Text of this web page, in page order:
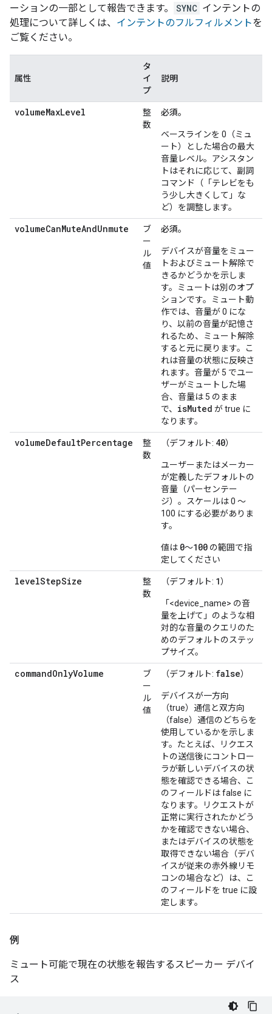
ーションの一部として報告できます。
SYNC インテントの
処理について詳しくは、 インテントのフルフィルメントを
ご覧ください。
属性
タ
イ
プ
説明
volumeMaxLevel
整
数
必須。
ベースラインを 0（ミュ
ート）とした場合の最大
音量レベル。アシスタン
トはそれに応じて、副詞
コマンド（「テレビをも
う少し大きくして」な
ど）を調整します。
volumeCanMuteAndUnmute
ブ
ー
ル
値
必須。
デバイスが音量をミュー
トおよびミュート解除で
きるかどうかを示しま
す。ミュートは別のオプ
ションです。ミュート動
作では、音量が 0 にな
り、以前の音量が記憶さ
れるため、ミュート解除
すると元に戻ります。こ
れは音量の状態に反映さ
れます。音量が 5 でユー
ザーがミュートした場
合、音量は 5 のまま
で、 isMuted が true に
なります。
volumeDefaultPercentage
整
数
（デフォルト: 40）
ユーザーまたはメーカー
が定義したデフォルトの
音量（パーセンテー
ジ）。スケールは 0 ～
100 にする必要がありま
す。
値は 0～100 の範囲で指
定してください
levelStepSize
整
数
（デフォルト: 1）
「<device_name> の音
量を上げて」のような相
対的な音量のクエリのた
めのデフォルトのステッ
プサイズ。
commandOnlyVolume
ブ
ー
ル
値
（デフォルト: false）
デバイスが一方向
（true）通信と双方向
（false）通信のどちらを
使用しているかを示しま
す。たとえば、リクエス
トの送信後にコントロー
ラが新しいデバイスの状
態を確認できる場合、こ
のフィールドは false に
なります。リクエストが
正常に実行されたかどう
かを確認できない場合、
またはデバイスの状態を
取得できない場合（デバ
イスが従来の赤外線リモ
コンの場合など）は、こ
のフィールドを true に設
定します。
例
ミュート可能で現在の状態を報告するスピーカー デバイ
ス